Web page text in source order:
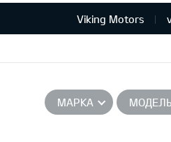
Viking Motors
продажа, обслуживание
МАРКА МОДЕЛЬ